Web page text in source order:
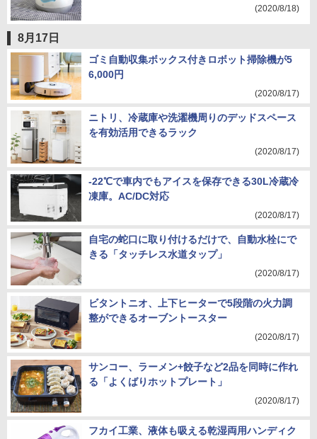
(2020/8/18)
8月17日
ゴミ自動収集ボックス付きロボット掃除機が5
6,000円
(2020/8/17)
ニトリ、冷蔵庫や洗濯機周りのデッドスペース
を有効活用できるラック
(2020/8/17)
-22℃で車内でもアイスを保存できる30L冷蔵冷
凍庫。AC/DC対応
(2020/8/17)
自宅の蛇口に取り付けるだけで、自動水栓にで
きる「タッチレス水道タップ」
(2020/8/17)
ビタントニオ、上下ヒーターで5段階の火力調
整ができるオーブントースター
(2020/8/17)
サンコー、ラーメン+餃子など2品を同時に作れ
る「よくばりホットプレート」
(2020/8/17)
フカイ工業、液体も吸える乾湿両用ハンディク